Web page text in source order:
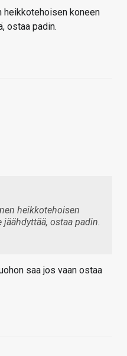
heikkotehoisen koneen
ostaa padin.
heikkotehoisen
ostaa padin.
saa jos vaan ostaa